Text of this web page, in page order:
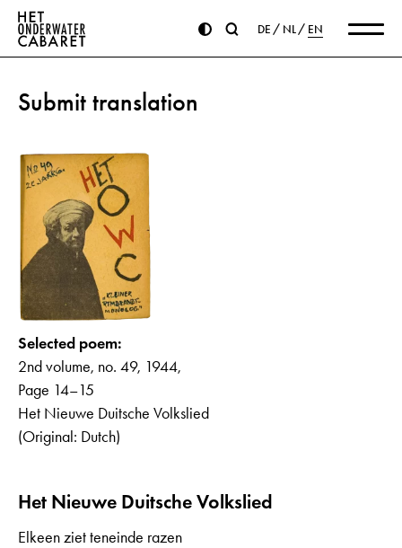
DE NL EN
Submit translation
Selected poem:
2nd volume, no. 49, 1944,
Page 14–15
Het Nieuwe Duitsche Volkslied
(Original: Dutch)
Het Nieuwe Duitsche Volkslied
Elkeen ziet teneinde razen